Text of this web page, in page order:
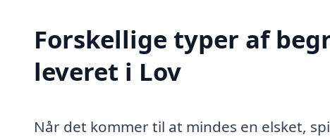
Forskellige typer af
leveret i Lov
Når det kommer til at mindes en elsket,